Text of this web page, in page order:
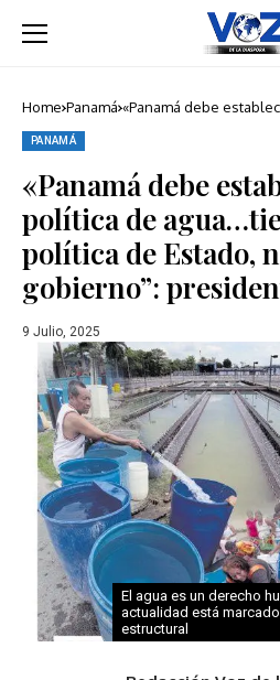
Home Panamá «Panamá debe
PANAMÁ
«Panamá debe
política de
política de Estado,
gobierno”:
9 Julio, 2025
El agua es un derecho
actualidad está
estructural